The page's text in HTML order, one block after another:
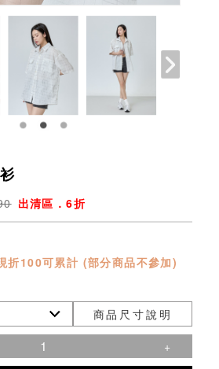
出清區．6折
折100可累計 (部分商品不參加)
商品尺寸說明
+